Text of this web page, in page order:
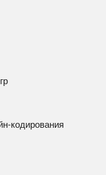
кодирования